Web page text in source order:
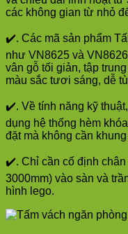
các không gian từ nhỏ
✔️. Các mã sản phẩm
như VN8625 và
vân gỗ tối giản, tập
màu sắc tươi sáng, dễ
✔️. Về tính năng kỹ
dụng hệ thống hèm
đặt mà không cần
✔️. Chỉ cần cố định
3000mm) vào sàn và
hình lego.